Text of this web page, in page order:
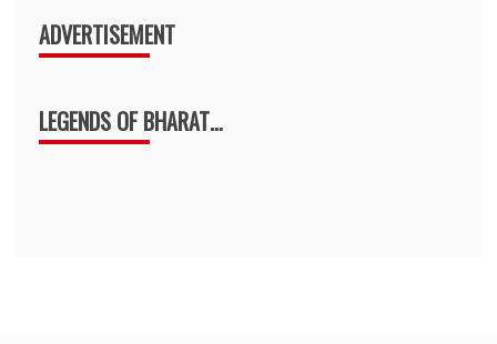
ADVERTISEMENT
LEGENDS OF BHARAT…